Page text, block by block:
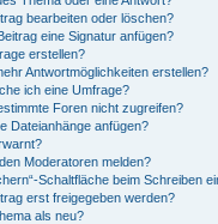
bearbeiten oder löschen?
eine Signatur anfügen?
erstellen?
Antwortmöglichkeiten erstellen?
ich eine Umfrage?
Foren nicht zugreifen?
Dateianhänge anfügen?
Moderatoren melden?
Schaltfläche beim Schreiben
erst freigegeben werden?
als neu?